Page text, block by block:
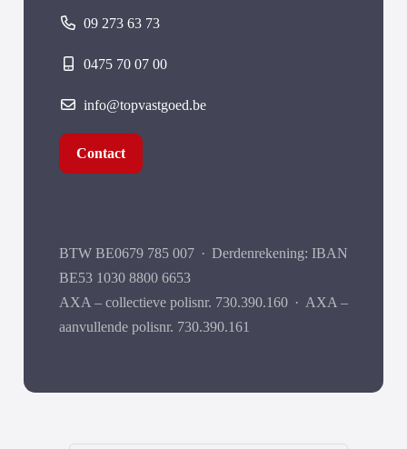
09 273 63 73
0475 70 07 00
info@topvastgoed.be
Contact
BTW BE0679 785 007 · Derdenrekening: IBAN
BE53 1030 8800 6653
AXA – collectieve polisnr. 730.390.160 · AXA –
aanvullende polisnr. 730.390.161